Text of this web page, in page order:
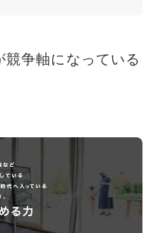
争軸になっている